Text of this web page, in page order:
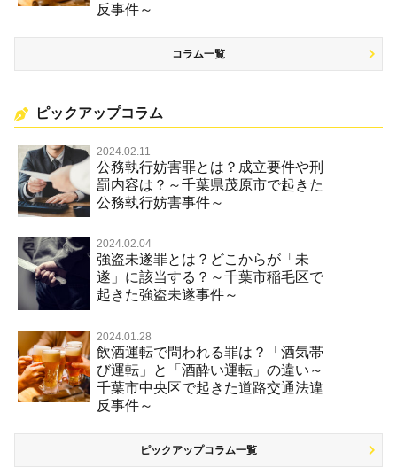
反事件～
コラム一覧
ピックアップコラム
2024.02.11
公務執行妨害罪とは？成立要件や刑
罰内容は？～千葉県茂原市で起きた
公務執行妨害事件～
2024.02.04
強盗未遂罪とは？どこからが「未
遂」に該当する？～千葉市稲毛区で
起きた強盗未遂事件～
2024.01.28
飲酒運転で問われる罪は？「酒気帯
び運転」と「酒酔い運転」の違い～
千葉市中央区で起きた道路交通法違
反事件～
ピックアップコラム一覧